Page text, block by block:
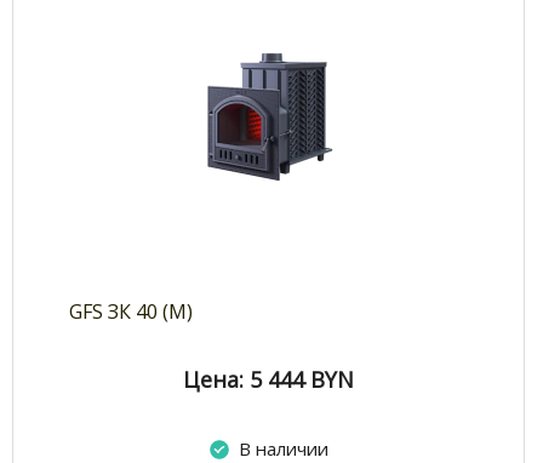
GFS ЗК 40 (М)
Цена: 5 444 BYN
В наличии